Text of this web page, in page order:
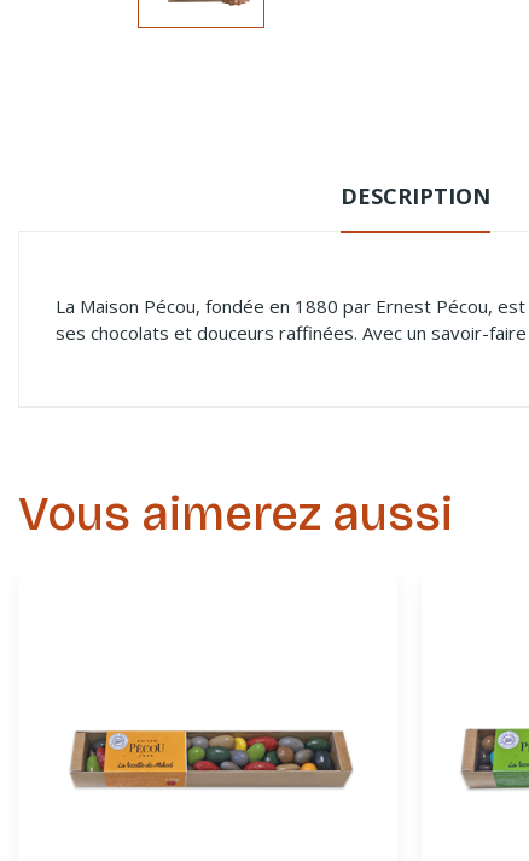
DESCRIPTION
La Maison Pécou, fondée en 1880 par Ernest Pécou,
ses chocolats et douceurs raffinées. Avec un savoir-
Vous aimerez aussi